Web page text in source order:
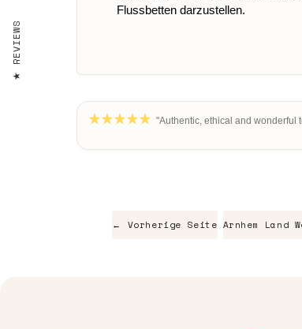
Flussbetten darzustellen.
"Authentic, ethical and wonderful
← Vorherige Seite Arnhem Land
REVIEWS